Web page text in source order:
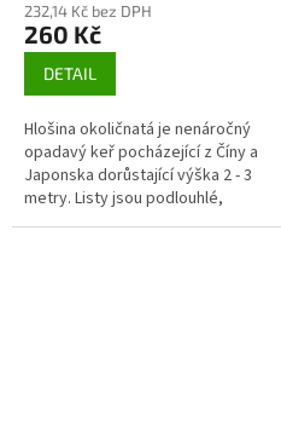
232,14 Kč bez DPH
260 Kč
DETAIL
Hlošina okoličnatá je nenáročný
opadavý keř pocházející z Číny a
Japonska dorůstající výška 2 - 3
metry. Listy jsou podlouhlé,
zelené se stříbrnými tečkami.